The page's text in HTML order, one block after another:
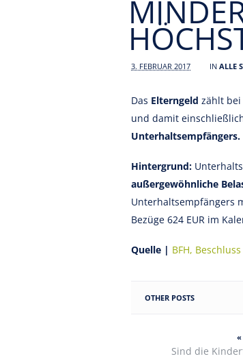
3. FEBRUAR 2017 IN ALLE
Das Elterngeld zählt bei
und damit
Unterhaltsempfängers.
Hintergrund:
außergewöhnliche
Unterhaltsempfängers
Bezüge 624 EUR im
Quelle | BFH,
OTHER POSTS
«
Sind die